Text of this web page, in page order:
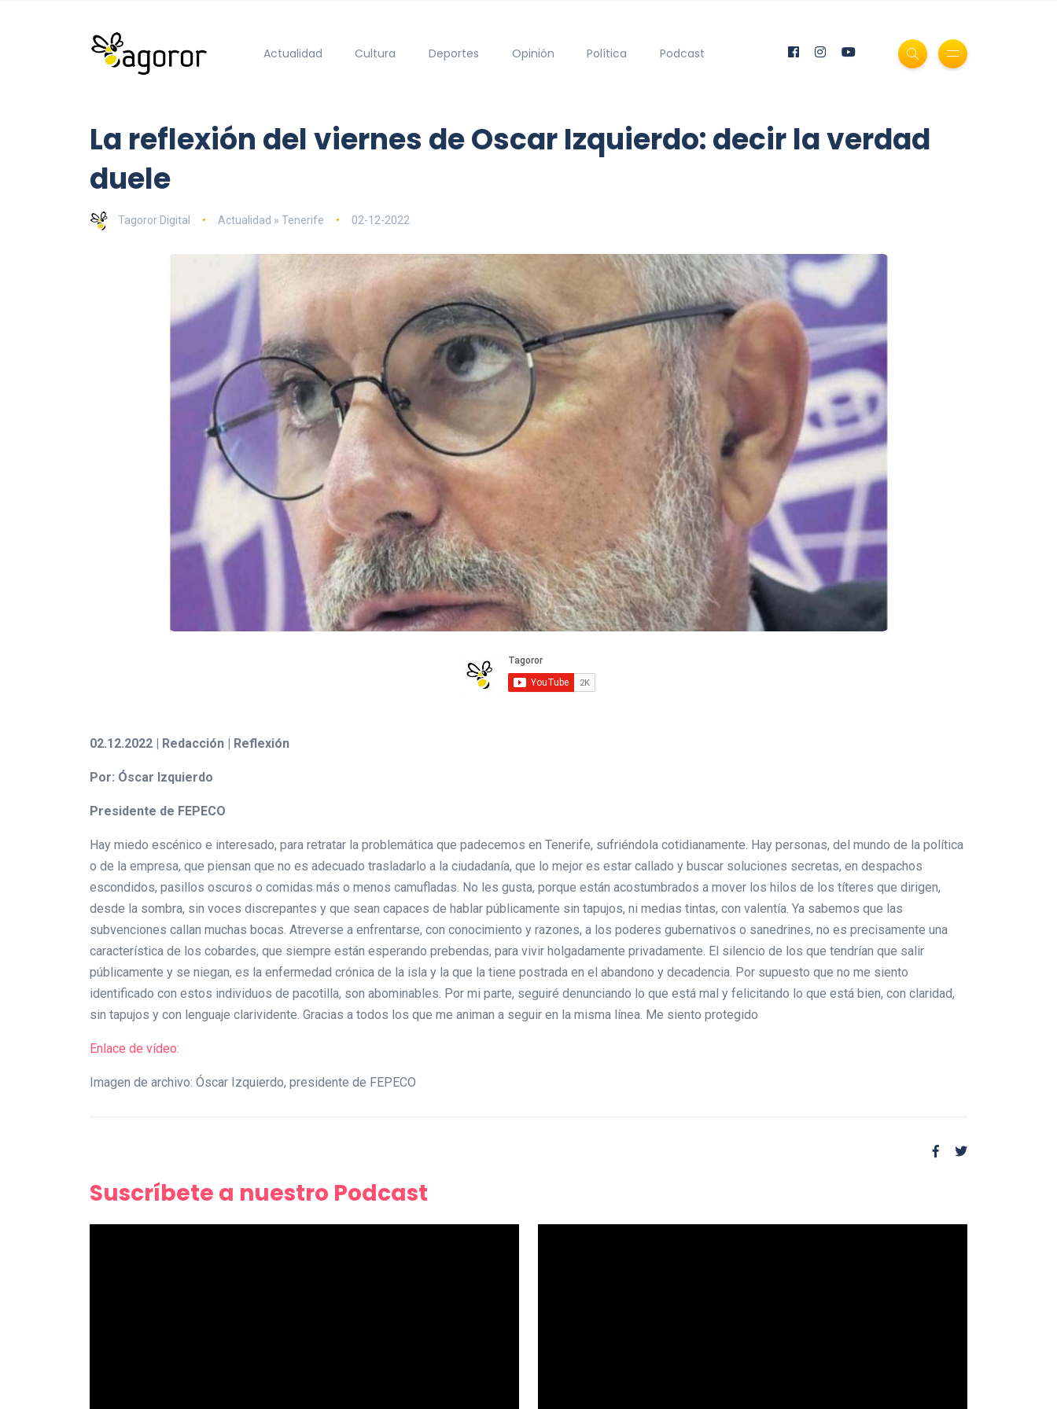
Actualidad Cultura Deportes Opinión Política Podcast
La reflexión del viernes de Oscar Izquierdo: decir la verdad
duele
Tagoror Digital Actualidad » Tenerife 02-12-2022
02.12.2022 | Redacción | Reflexión
Por: Óscar Izquierdo
Presidente de FEPECO
Hay miedo escénico e interesado, para retratar la problemática que padecemos en Tenerife, sufriéndola cotidianamente. Hay personas, del mundo de la política
o de la empresa, que piensan que no es adecuado trasladarlo a la ciudadanía, que lo mejor es estar callado y buscar soluciones secretas, en despachos
escondidos, pasillos oscuros o comidas más o menos camufladas. No les gusta, porque están acostumbrados a mover los hilos de los títeres que dirigen,
desde la sombra, sin voces discrepantes y que sean capaces de hablar públicamente sin tapujos, ni medias tintas, con valentía. Ya sabemos que las
subvenciones callan muchas bocas. Atreverse a enfrentarse, con conocimiento y razones, a los poderes gubernativos o sanedrines, no es precisamente una
característica de los cobardes, que siempre están esperando prebendas, para vivir holgadamente privadamente. El silencio de los que tendrían que salir
públicamente y se niegan, es la enfermedad crónica de la isla y la que la tiene postrada en el abandono y decadencia. Por supuesto que no me siento
identificado con estos individuos de pacotilla, son abominables. Por mi parte, seguiré denunciando lo que está mal y felicitando lo que está bien, con claridad,
sin tapujos y con lenguaje clarividente. Gracias a todos los que me animan a seguir en la misma línea. Me siento protegido
Enlace de vídeo:
Imagen de archivo: Óscar Izquierdo, presidente de FEPECO
Suscríbete a nuestro Podcast